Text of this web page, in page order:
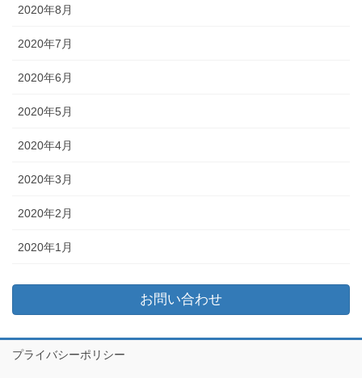
2020年8月
2020年7月
2020年6月
2020年5月
2020年4月
2020年3月
2020年2月
2020年1月
お問い合わせ
プライバシーポリシー